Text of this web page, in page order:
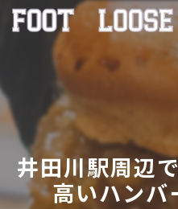
井田川駅周辺
高いハンバ